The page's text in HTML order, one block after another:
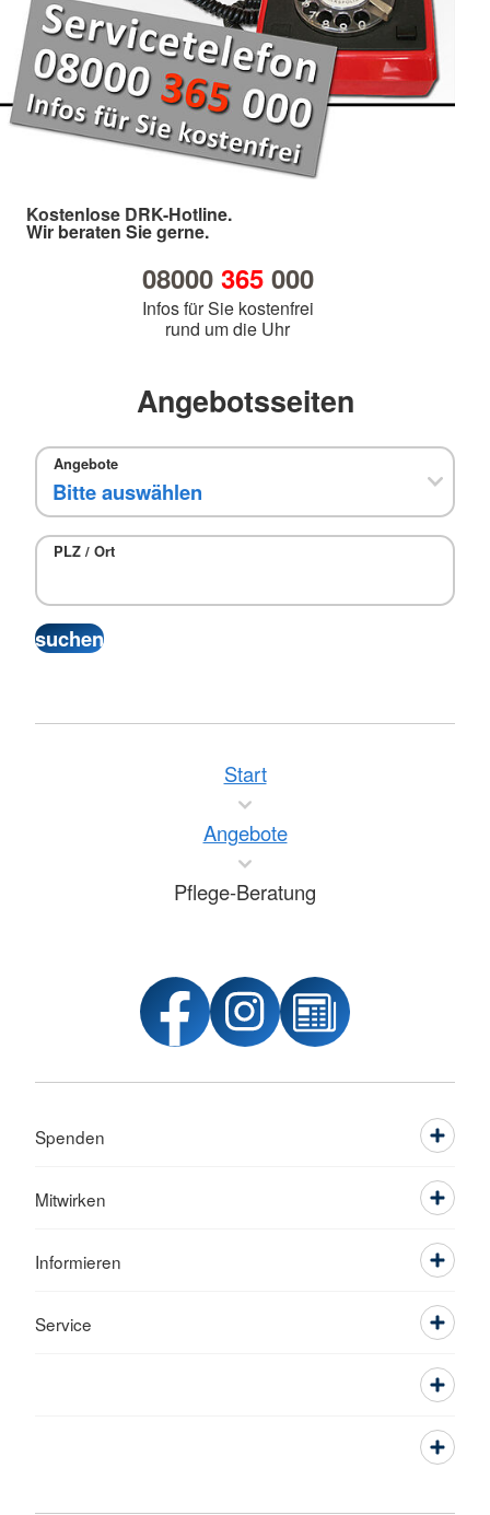
Kostenlose DRK-Hotline.
Wir beraten Sie gerne.
08000 365000
Infos für Sie kostenfrei
rund um die Uhr
Angebotsseiten
Angebote
PLZ / Ort
Start
Angebote
Pflege-Beratung
Spenden
Mitwirken
Informieren
Service